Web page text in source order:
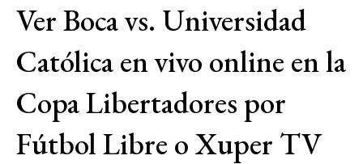
Ver Boca vs. Universidad
Católica en vivo online en la
Copa Libertadores por
Fútbol Libre o Xuper TV